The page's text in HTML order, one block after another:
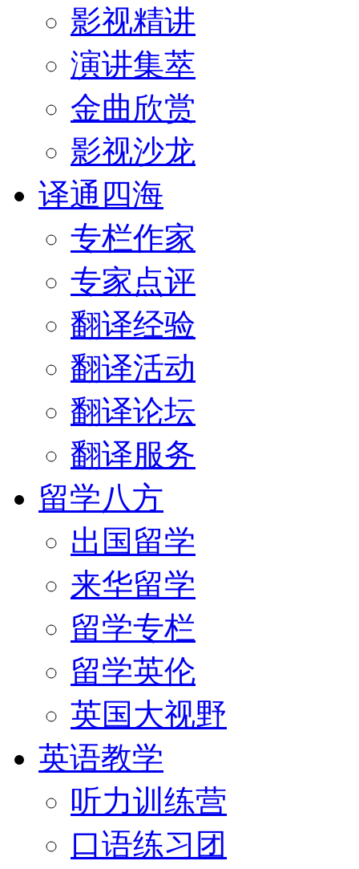
影视精讲
演讲集萃
金曲欣赏
影视沙龙
译通四海
专栏作家
专家点评
翻译经验
翻译活动
翻译论坛
翻译服务
留学八方
出国留学
来华留学
留学专栏
留学英伦
英国大视野
英语教学
听力训练营
口语练习团